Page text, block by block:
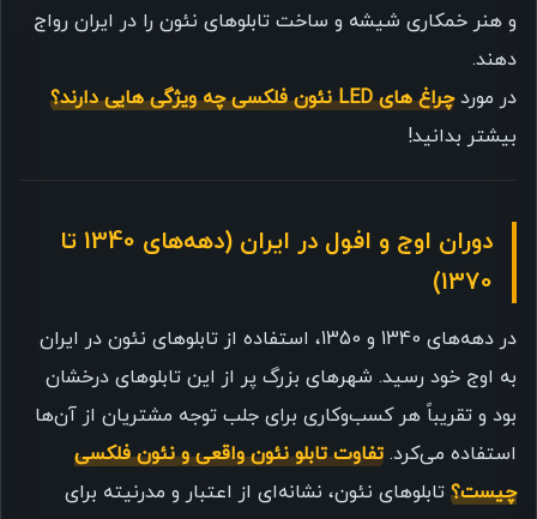
و هنر خمکاری شیشه و ساخت تابلوهای نئون را در ایران رواج
دهند.
در موردچراغ های LED نئون فلکسی چه ویژگی هایی دارند؟
بیشتر بدانید!
دوران اوج و افول در ایران (دهه‌های 1340 تا
1370)
در دهه‌های 1340 و 1350، استفاده از تابلوهای نئون در ایران
به اوج خود رسید. شهرهای بزرگ پر از این تابلوهای درخشان
بود و تقریباً هر کسب‌وکاری برای جلب توجه مشتریان از آن‌ها
استفاده می‌کرد. تفاوت تابلو نئون واقعی و نئون فلکسی
چیست؟ تابلوهای نئون، نشانه‌ای از اعتبار و مدرنیته برای